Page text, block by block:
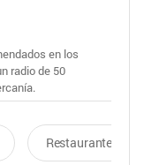
en los
radio de 50
Restaurantes